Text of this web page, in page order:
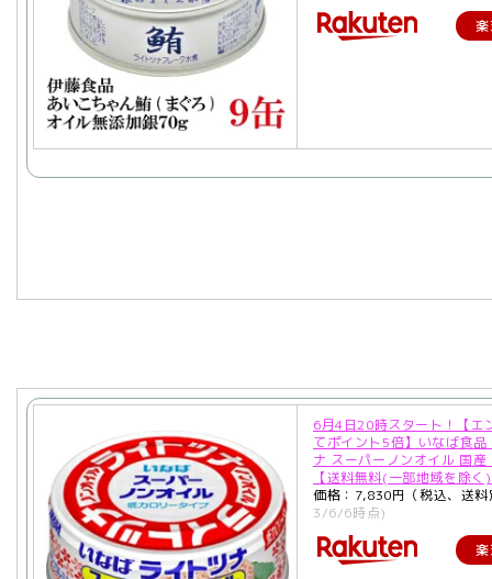
6月4日20時スタート！【エ
てポイント5倍】いなば食品
ナ スーパーノンオイル 国
【送料無料(一部地域を除く
価格：7,830円（税込、送
3/6/6時点)